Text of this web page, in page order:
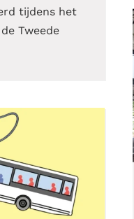
tijdens het
Tweede